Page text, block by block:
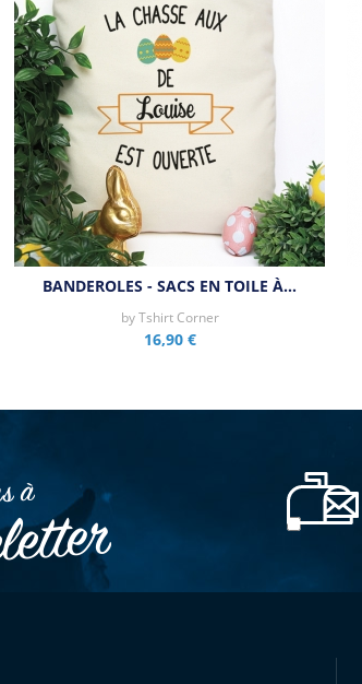
BANDEROLES - SACS EN TOILE À…
byTshirt Corner
16,90 €
à